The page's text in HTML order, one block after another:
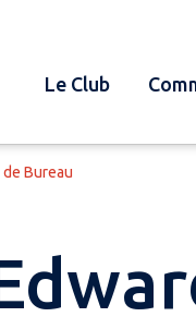
Le Club
Bureau